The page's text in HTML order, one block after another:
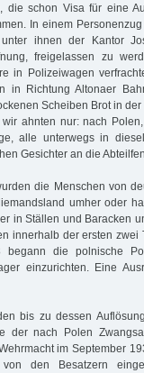
die schon Visa für eine
In einem
ihnen der Kantor
freigelassen zu
in Polizeiwagen
in Richtung Altonaer
Scheiben Brot in
ahnten nur: nach
alle unterwegs in
Gesichter an die
die Menschen von
umher oder
in Ställen und Baracken
innerhalb der ersten zwei
begann die polnische
einzurichten. Eine
bis zu dessen
der nach Polen
im September
den Besatzern